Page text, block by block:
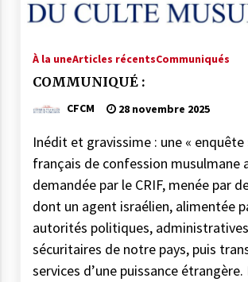
À la uneArticles récentsCommuniqués
COMMUNIQUÉ :
CFCM 28 novembre 2025
Inédit et gravissime : une « enquête
français de confession musulmane
demandée par le CRIF, menée par
dont un agent israélien, alimentée
autorités politiques,
sécuritaires de notre pays, puis
services d’une puissance étrangère.